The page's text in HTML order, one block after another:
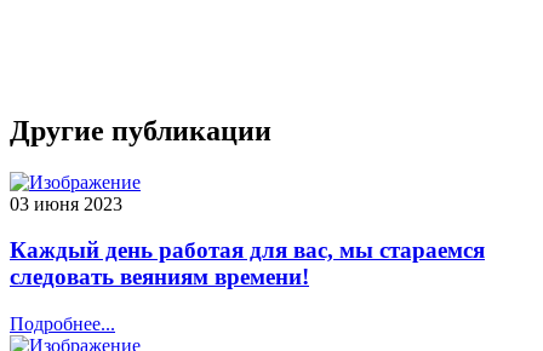
Другие публикации
03 июня 2023
Каждый день работая для вас, мы стараемся
следовать веяниям времени!
Подробнее...